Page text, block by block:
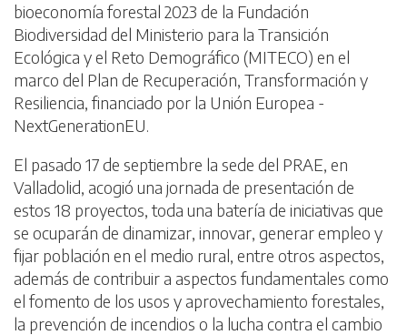
bioeconomía forestal 2023 de la Fundación
Biodiversidad del Ministerio para la Transición
Ecológica y el Reto Demográfico (MITECO) en el
marco del Plan de Recuperación, Transformación y
Resiliencia, financiado por la Unión Europea -
NextGenerationEU.
El pasado 17 de septiembre la sede del PRAE, en
Valladolid, acogió una jornada de presentación de
estos 18 proyectos, toda una batería de iniciativas que
se ocuparán de dinamizar, innovar, generar empleo y
fijar población en el medio rural, entre otros aspectos,
además de contribuir a aspectos fundamentales como
el fomento de los usos y aprovechamiento forestales,
la prevención de incendios o la lucha contra el cambio